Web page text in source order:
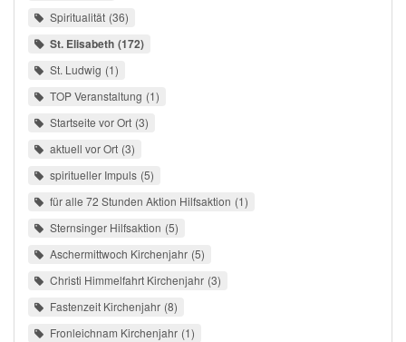
Spiritualität 36
St. Elisabeth 172
St. Ludwig 1
TOP Veranstaltung 1
Startseite vor Ort 3
aktuell vor Ort 3
spiritueller Impuls 5
für alle 72 Stunden Aktion Hilfsaktion 1
Sternsinger Hilfsaktion 5
Aschermittwoch Kirchenjahr 5
Christi Himmelfahrt Kirchenjahr 3
Fastenzeit Kirchenjahr 8
Fronleichnam Kirchenjahr 1